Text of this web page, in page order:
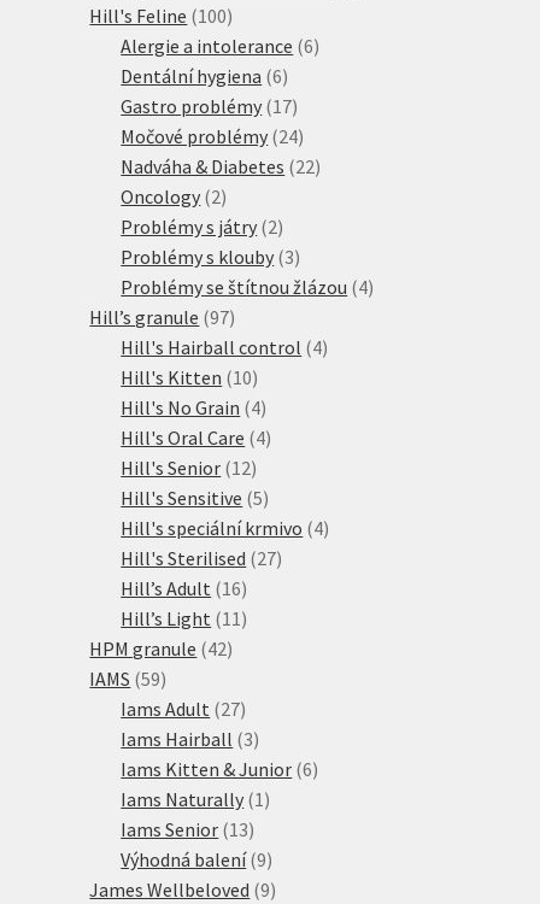
Hill's Feline 100100
produktů
Alergie a intolerance 66
Dentální hygiena 66
produktů
Gastro problémy 1717
produktů
Močové problémy 2424
produktů
Nadváha & Diabetes 2222
Oncology 22
produkty
Problémy s játry 22
produkty
Problémy s klouby 33
produkty
Problémy se štítnou žlázou 44
Hill’s granule 9797
produktů
Hill's Hairball control 44
Hill's Kitten 1010
produktů
Hill's No Grain 44
produkty
Hill's Oral Care 44
Hill's Senior 1212
produktů
Hill's Sensitive 55
produktů
Hill's speciální krmivo 44
Hill's Sterilised 2727
Hill’s Adult 1616
produktů
Hill’s Light 11 11
HPM granule 4242
IAMS 5959
produktů
Iams Adult 2727
produktů
Iams Hairball 33
produkty
Iams Kitten & Junior 66
Iams Naturally 1 1
Iams Senior 1313
produktů
Výhodná balení 99
produktů
James Wellbeloved 99